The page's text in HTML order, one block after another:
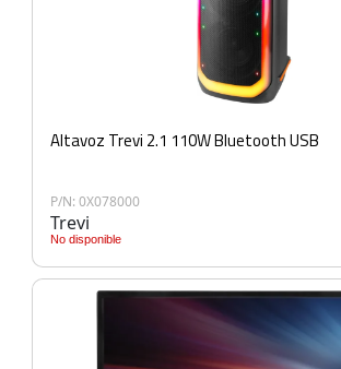
Altavoz Trevi 2.1 110W Bluetooth USB
P/N: 0X078000
Trevi
No disponible